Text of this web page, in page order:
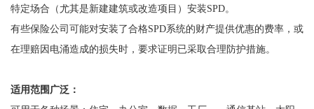
特定场合（尤其是新建建筑或改造项目）安装SPD。
有些保险公司可能对安装了合格SPD系统的财产提供优惠的费率，或
在理赔因电涌造成的损失时，要求证明已采取合理防护措施。
适用范围广泛：